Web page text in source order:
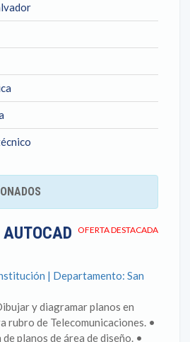
OFERTA DESTACADA
| Departamento: San
y diagramar planos en
rubro de Telecomunicaciones. •
planos de área de diseño. •